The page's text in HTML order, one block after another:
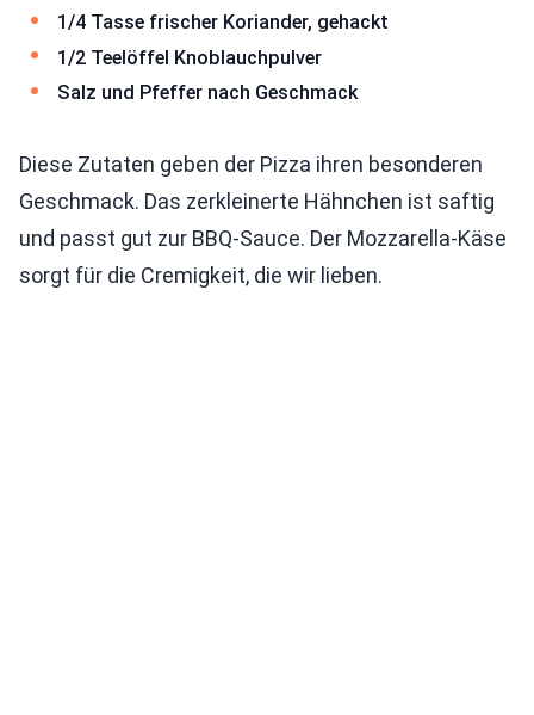
1/4 Tasse frischer Koriander, gehackt
1/2 Teelöffel Knoblauchpulver
Salz und Pfeffer nach Geschmack
Diese Zutaten geben der Pizza ihren besonderen
Geschmack. Das zerkleinerte Hähnchen ist saftig
und passt gut zur BBQ-Sauce. Der Mozzarella-Käse
sorgt für die Cremigkeit, die wir lieben.